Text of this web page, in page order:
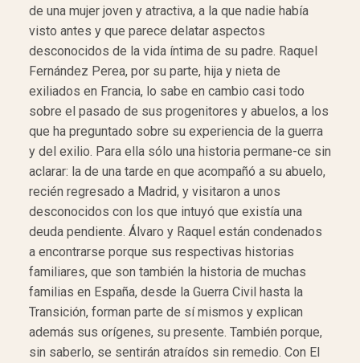
de una mujer joven y atractiva, a la que nadie había
visto antes y que parece delatar aspectos
desconocidos de la vida íntima de su padre. Raquel
Fernández Perea, por su parte, hija y nieta de
exiliados en Francia, lo sabe en cambio casi todo
sobre el pasado de sus progenitores y abuelos, a los
que ha preguntado sobre su experiencia de la guerra
y del exilio. Para ella sólo una historia permane-ce sin
aclarar: la de una tarde en que acompañó a su abuelo,
recién regresado a Madrid, y visitaron a unos
desconocidos con los que intuyó que existía una
deuda pendiente. Álvaro y Raquel están condenados
a encontrarse porque sus respectivas historias
familiares, que son también la historia de muchas
familias en España, desde la Guerra Civil hasta la
Transición, forman parte de sí mismos y explican
además sus orígenes, su presente. También porque,
sin saberlo, se sentirán atraídos sin remedio. Con El